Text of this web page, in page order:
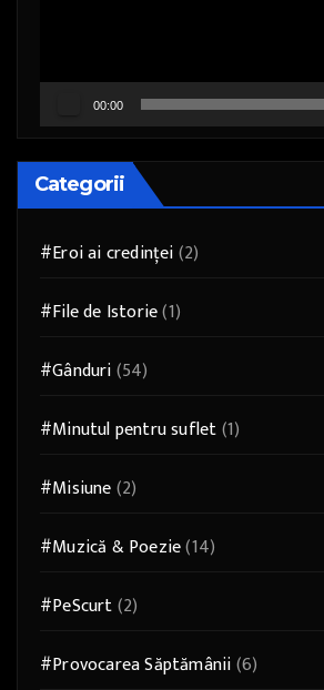
00:00
Categorii
#Eroi ai credinței(2)
#File de Istorie(1)
#Gânduri(54)
#Minutul pentru suflet(1)
#Misiune(2)
#Muzică & Poezie(14)
#PeScurt(2)
#Provocarea Săptămânii(6)